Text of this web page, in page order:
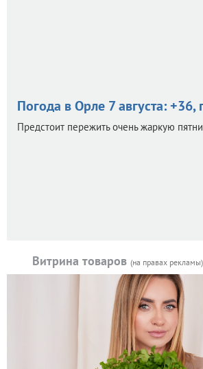
Погода в Орле 7 августа: +36,
Предстоит пережить очень жаркую
Витрина товаров (на правах рекламы)